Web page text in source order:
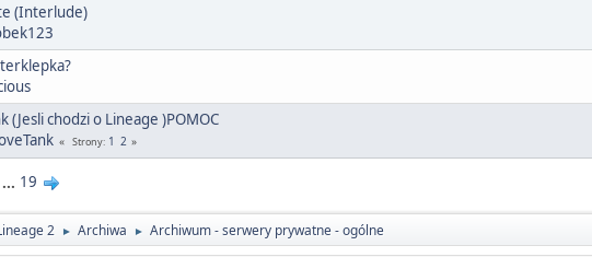
(Interlude)
(Jesli chodzi o Lineage )POMOC
Strony 1 2
... 19
2 ► Archiwa ► Archiwum - serwery prywatne - ogólne